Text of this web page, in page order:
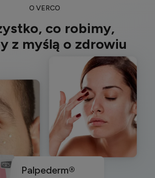
O VERCO
co robimy,
z myślą o zdrowiu
Palpederm®